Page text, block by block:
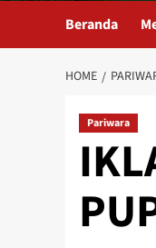
Beranda
HOME
Pariwara